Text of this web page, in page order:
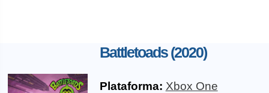
Battletoads (2020)
Plataforma: Xbox One